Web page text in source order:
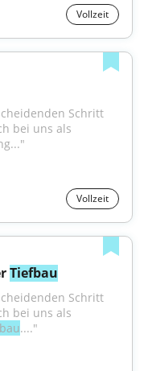
Vollzeit
Schritt
bei uns als
Vollzeit
Tiefbau
Schritt
bei uns als
...."